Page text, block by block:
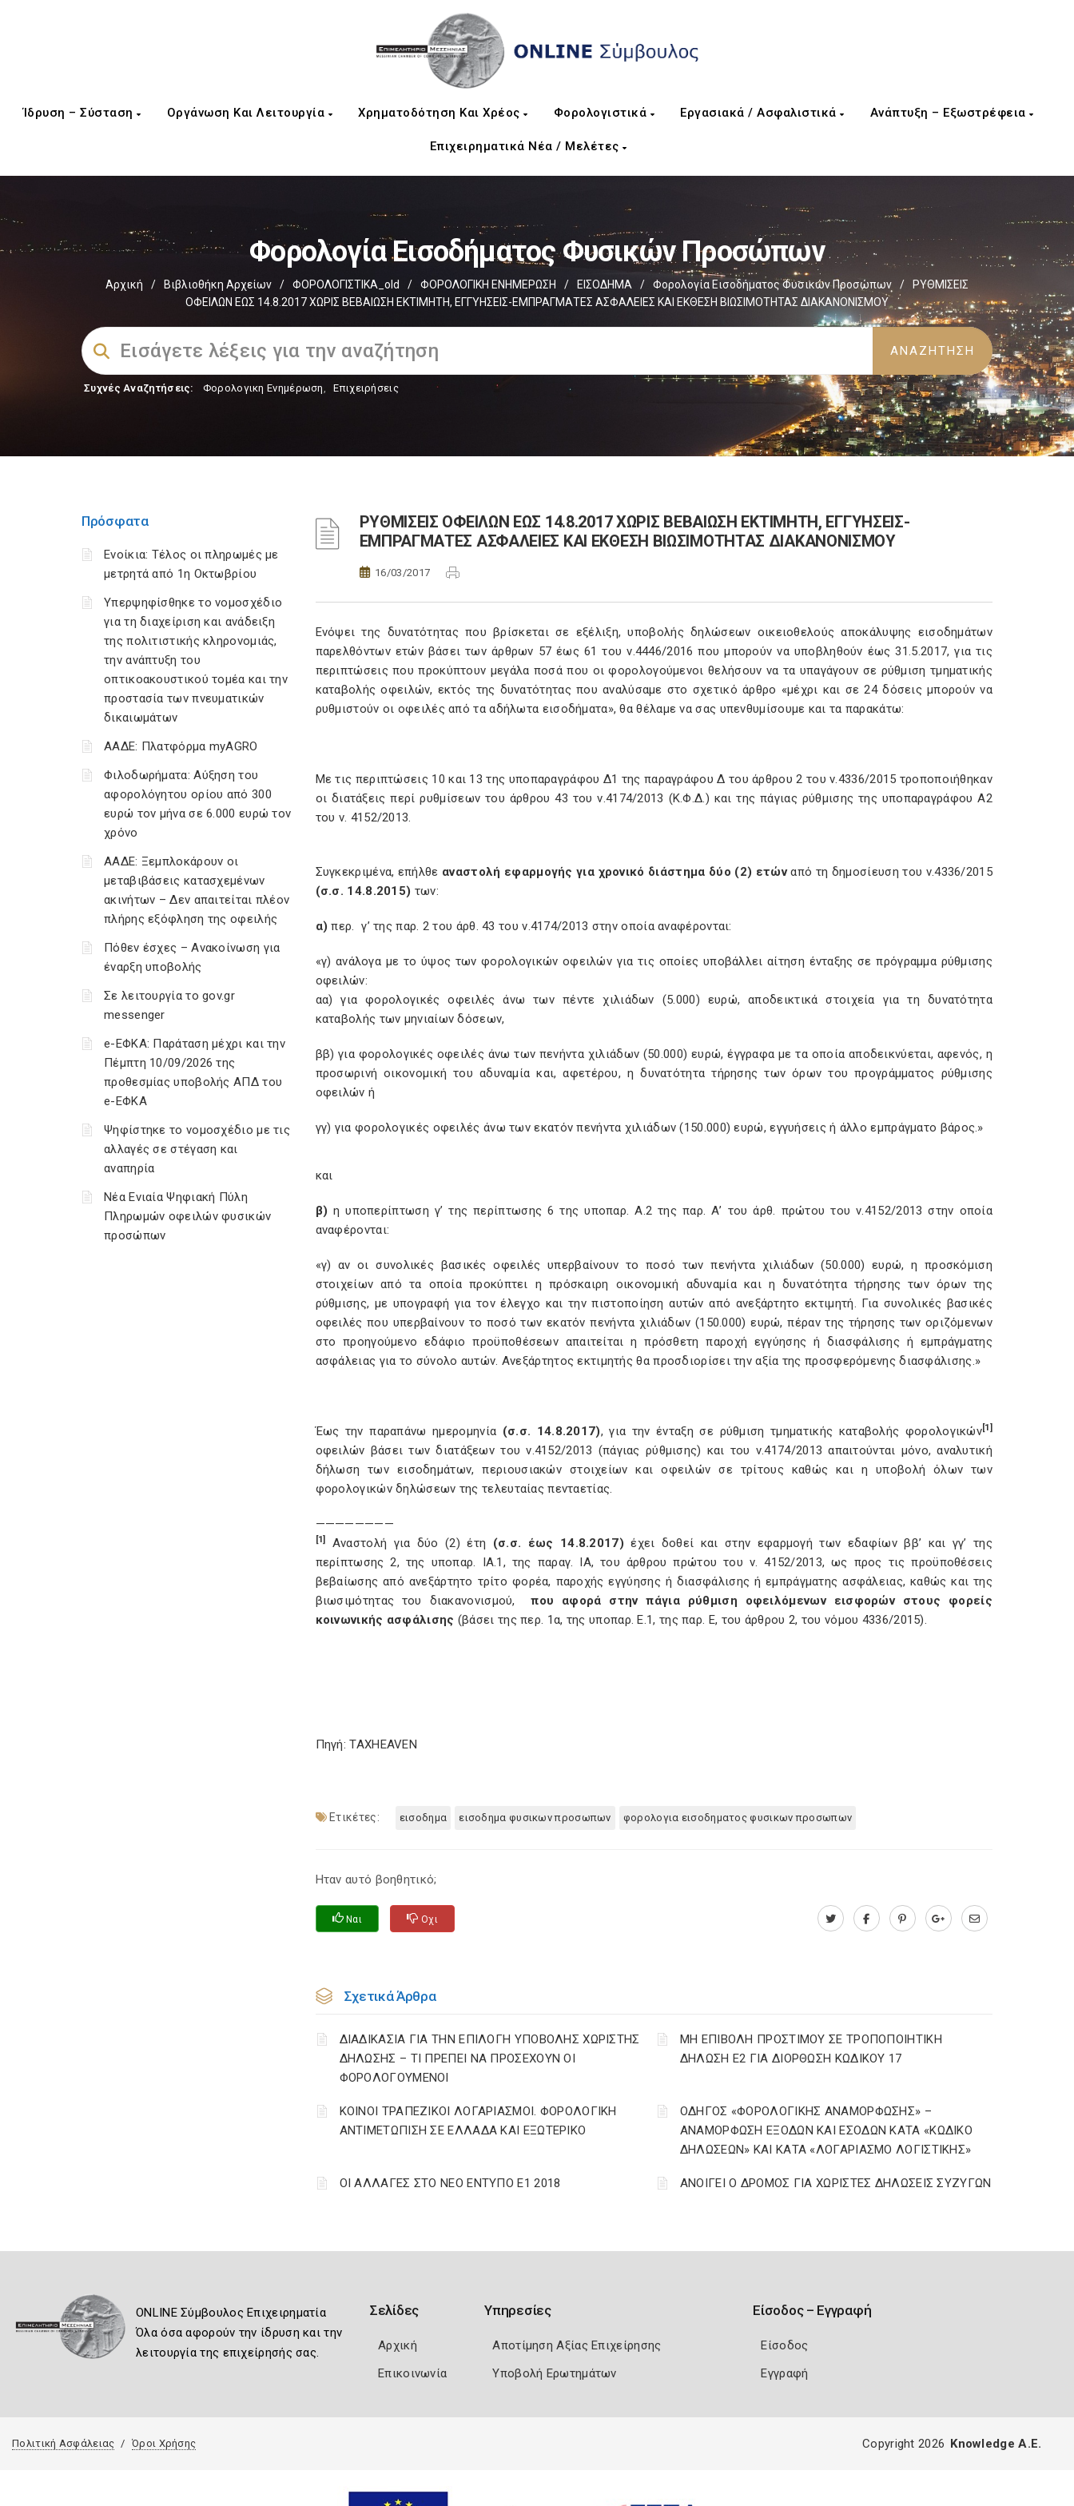
Ίδρυση – Σύσταση Οργάνωση Και Λειτουργία Χρηματοδότηση Και Χρέος Φορολογιστικά Εργασιακά / Ασφαλιστικά Ανάπτυξη – Εξωστρέφεια
Επιχειρηματικά Νέα / Μελέτες
Φορολογία Εισοδήματος Φυσικών Προσώπων
Αρχική / Βιβλιοθήκη Αρχείων / ΦΟΡΟΛΟΓΙΣΤΙΚΑ_old / ΦΟΡΟΛΟΓΙΚΗ ΕΝΗΜΕΡΩΣΗ / ΕΙΣΟΔΗΜΑ / Φορολογία Εισοδήματος Φυσικών Προσώπων /
ΡΥΘΜΙΣΕΙΣ
ΟΦΕΙΛΩΝ ΕΩΣ 14.8.2017 ΧΩΡΙΣ ΒΕΒΑΙΩΣΗ ΕΚΤΙΜΗΤΗ, ΕΓΓΥΗΣΕΙΣ-ΕΜΠΡΑΓΜΑΤΕΣ ΑΣΦΑΛΕΙΕΣ ΚΑΙ ΕΚΘΕΣΗ ΒΙΩΣΙΜΟΤΗΤΑΣ ΔΙΑΚΑΝΟΝΙΣΜΟΥ
Συχνές Αναζητήσεις: Φορολογικη Ενημέρωση, Επιχειρήσεις
Πρόσφατα
Ενοίκια: Τέλος οι πληρωμές με
μετρητά από 1η Οκτωβρίου
Υπερψηφίσθηκε το νομοσχέδιο
για τη διαχείριση και ανάδειξη
της πολιτιστικής κληρονομιάς,
την ανάπτυξη του
οπτικοακουστικού τομέα και την
προστασία των πνευματικών
δικαιωμάτων
ΑΑΔΕ: Πλατφόρμα myAGRO
Φιλοδωρήματα: Αύξηση του
αφορολόγητου ορίου από 300
ευρώ τον μήνα σε 6.000 ευρώ τον
χρόνο
ΑΑΔΕ: Ξεμπλοκάρουν οι
μεταβιβάσεις κατασχεμένων
ακινήτων – Δεν απαιτείται πλέον
πλήρης εξόφληση της οφειλής
Πόθεν έσχες – Ανακοίνωση για
έναρξη υποβολής
Σε λειτουργία το gov.gr
messenger
e-ΕΦΚΑ: Παράταση μέχρι και την
Πέμπτη 10/09/2026 της
προθεσμίας υποβολής ΑΠΔ του
e-ΕΦΚΑ
Ψηφίστηκε το νομοσχέδιο με τις
αλλαγές σε στέγαση και
αναπηρία
Νέα Ενιαία Ψηφιακή Πύλη
Πληρωμών οφειλών φυσικών
προσώπων
ΡΥΘΜΙΣΕΙΣ ΟΦΕΙΛΩΝ ΕΩΣ 14.8.2017 ΧΩΡΙΣ ΒΕΒΑΙΩΣΗ ΕΚΤΙΜΗΤΗ, ΕΓΓΥΗΣΕΙΣ-
ΕΜΠΡΑΓΜΑΤΕΣ ΑΣΦΑΛΕΙΕΣ ΚΑΙ ΕΚΘΕΣΗ ΒΙΩΣΙΜΟΤΗΤΑΣ ΔΙΑΚΑΝΟΝΙΣΜΟΥ
16/03/2017
Ενόψει της δυνατότητας που βρίσκεται σε εξέλιξη, υποβολής δηλώσεων οικειοθελούς αποκάλυψης εισοδημάτων
παρελθόντων ετών βάσει των άρθρων 57 έως 61 του ν.4446/2016 που μπορούν να υποβληθούν έως 31.5.2017, για τις
περιπτώσεις που προκύπτουν μεγάλα ποσά που οι φορολογούμενοι θελήσουν να τα υπαγάγουν σε ρύθμιση τμηματικής
καταβολής οφειλών, εκτός της δυνατότητας που αναλύσαμε στο σχετικό άρθρο «μέχρι και σε 24 δόσεις μπορούν να
ρυθμιστούν οι οφειλές από τα αδήλωτα εισοδήματα», θα θέλαμε να σας υπενθυμίσουμε και τα παρακάτω:
Με τις περιπτώσεις 10 και 13 της υποπαραγράφου Δ1 της παραγράφου Δ του άρθρου 2 του ν.4336/2015 τροποποιήθηκαν
οι διατάξεις περί ρυθμίσεων του άρθρου 43 του ν.4174/2013 (Κ.Φ.Δ.) και της πάγιας ρύθμισης της υποπαραγράφου Α2
του ν. 4152/2013.
Συγκεκριμένα, επήλθε αναστολή εφαρμογής για χρονικό διάστημα δύο (2) ετώναπό τη δημοσίευση του ν.4336/2015
(σ.σ. 14.8.2015) των:
α) περ. γ’ της παρ. 2 του άρθ. 43 του ν.4174/2013 στην οποία αναφέρονται:
«γ) ανάλογα με το ύψος των φορολογικών οφειλών για τις οποίες υποβάλλει αίτηση ένταξης σε πρόγραμμα ρύθμισης
οφειλών:
αα) για φορολογικές οφειλές άνω των πέντε χιλιάδων (5.000) ευρώ, αποδεικτικά στοιχεία για τη δυνατότητα
καταβολής των μηνιαίων δόσεων,
ββ) για φορολογικές οφειλές άνω των πενήντα χιλιάδων (50.000) ευρώ, έγγραφα με τα οποία αποδεικνύεται, αφενός, η
προσωρινή οικονομική του αδυναμία και, αφετέρου, η δυνατότητα τήρησης των όρων του προγράμματος ρύθμισης
οφειλών ή
γγ) για φορολογικές οφειλές άνω των εκατόν πενήντα χιλιάδων (150.000) ευρώ, εγγυήσεις ή άλλο εμπράγματο βάρος.»
και
β)η υποπερίπτωση γ’ της περίπτωσης 6 της υποπαρ. Α.2 της παρ. Α’ του άρθ. πρώτου του ν.4152/2013 στην οποία
αναφέρονται:
«γ) αν οι συνολικές βασικές οφειλές υπερβαίνουν το ποσό των πενήντα χιλιάδων (50.000) ευρώ, η προσκόμιση
στοιχείων από τα οποία προκύπτει η πρόσκαιρη οικονομική αδυναμία και η δυνατότητα τήρησης των όρων της
ρύθμισης, με υπογραφή για τον έλεγχο και την πιστοποίηση αυτών από ανεξάρτητο εκτιμητή. Για συνολικές βασικές
οφειλές που υπερβαίνουν το ποσό των εκατόν πενήντα χιλιάδων (150.000) ευρώ, πέραν της τήρησης των οριζόμενων
στο προηγούμενο εδάφιο προϋποθέσεων απαιτείται η πρόσθετη παροχή εγγύησης ή διασφάλισης ή εμπράγματης
ασφάλειας για το σύνολο αυτών. Ανεξάρτητος εκτιμητής θα προσδιορίσει την αξία της προσφερόμενης διασφάλισης.»
Έως την παραπάνω ημερομηνία (σ.σ. 14.8.2017), για την ένταξη σε ρύθμιση τμηματικής καταβολής φορολογικών [1]
οφειλών βάσει των διατάξεων του ν.4152/2013 (πάγιας ρύθμισης) και του ν.4174/2013 απαιτούνται μόνο, αναλυτική
δήλωση των εισοδημάτων, περιουσιακών στοιχείων και οφειλών σε τρίτους καθώς και η υποβολή όλων των
φορολογικών δηλώσεων της τελευταίας πενταετίας.
————————
[1] Αναστολή για δύο (2) έτη (σ.σ. έως 14.8.2017) έχει δοθεί και στην εφαρμογή των εδαφίων ββ’ και γγ’ της
περίπτωσης 2, της υποπαρ. ΙΑ.1, της παραγ. ΙΑ, του άρθρου πρώτου του ν. 4152/2013, ως προς τις προϋποθέσεις
βεβαίωσης από ανεξάρτητο τρίτο φορέα, παροχής εγγύησης ή διασφάλισης ή εμπράγματης ασφάλειας, καθώς και της
βιωσιμότητας του διακανονισμού,που αφορά στην πάγια ρύθμιση οφειλόμενων εισφορών στους φορείς
κοινωνικής ασφάλισης (βάσει της περ. 1α, της υποπαρ. Ε.1, της παρ. Ε, του άρθρου 2, του νόμου 4336/2015).
Πηγή: TAXHEAVEN
Ετικέτες: εισοδημα εισοδημα φυσικων προσωπων φορολογια εισοδηματος φυσικων προσωπων
Ηταν αυτό βοηθητικό;
Ναι Οχι
Σχετικά Άρθρα
ΔΙΑΔΙΚΑΣΙΑ ΓΙΑ ΤΗΝ ΕΠΙΛΟΓΗ ΥΠΟΒΟΛΗΣ ΧΩΡΙΣΤΗΣ
ΔΗΛΩΣΗΣ – ΤΙ ΠΡΕΠΕΙ ΝΑ ΠΡΟΣΕΧΟΥΝ ΟΙ
ΦΟΡΟΛΟΓΟΥΜΕΝΟΙ
ΜΗ ΕΠΙΒΟΛΗ ΠΡΟΣΤΙΜΟΥ ΣΕ ΤΡΟΠΟΠΟΙΗΤΙΚΗ
ΔΗΛΩΣΗ Ε2 ΓΙΑ ΔΙΟΡΘΩΣΗ ΚΩΔΙΚΟΥ 17
ΚΟΙΝΟΙ ΤΡΑΠΕΖΙΚΟΙ ΛΟΓΑΡΙΑΣΜΟΙ. ΦΟΡΟΛΟΓΙΚΗ
ΑΝΤΙΜΕΤΩΠΙΣΗ ΣΕ ΕΛΛΑΔΑ ΚΑΙ ΕΞΩΤΕΡΙΚΟ
ΟΔΗΓΟΣ «ΦΟΡΟΛΟΓΙΚΗΣ ΑΝΑΜΟΡΦΩΣΗΣ» –
ΑΝΑΜΟΡΦΩΣΗ ΕΞΟΔΩΝ ΚΑΙ ΕΣΟΔΩΝ ΚΑΤΑ «ΚΩΔΙΚΟ
ΔΗΛΩΣΕΩΝ» ΚΑΙ ΚΑΤΑ «ΛΟΓΑΡΙΑΣΜΟ ΛΟΓΙΣΤΙΚΗΣ»
ΟΙ ΑΛΛΑΓΕΣ ΣΤΟ ΝΕΟ ΕΝΤΥΠΟ Ε1 2018 ΑΝΟΙΓΕΙ Ο ΔΡΟΜΟΣ ΓΙΑ ΧΩΡΙΣΤΕΣ ΔΗΛΩΣΕΙΣ ΣΥΖΥΓΩΝ
ONLINE Σύμβουλος Επιχειρηματία
Όλα όσα αφορούν την ίδρυση και την
λειτουργία της επιχείρησής σας.
Σελίδες
Αρχική
Επικοινωνία
Υπηρεσίες
Αποτίμηση Αξίας Επιχείρησης
Υποβολή Ερωτημάτων
Είσοδος – Εγγραφή
Είσοδος
Εγγραφή
Πολιτική Ασφάλειας Όροι Χρήσης Copyright 2026 Knowledge A.E.